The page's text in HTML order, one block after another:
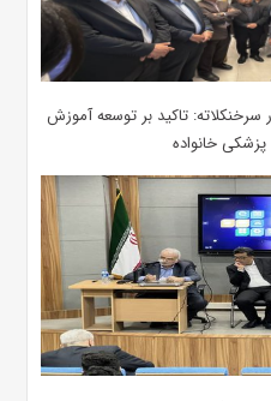
تاکید بر توسعه آموزش
پزشکی ‌خانواده